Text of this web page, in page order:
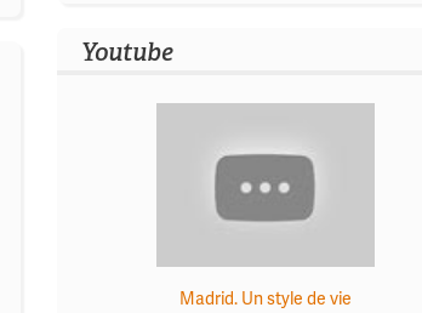
Youtube
Madrid. Un style de vie